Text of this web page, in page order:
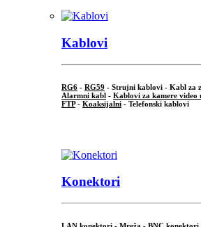
Kablovi
RG6 - RG59 - Strujni kablovi - Kabl za
Alarmni kabl - Kablovi za kamere video
FTP- Koaksijalni - Telefonski kablovi
Konektori